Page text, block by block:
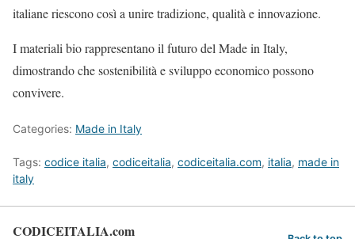
italiane riescono così a unire tradizione, qualità e innovazione.
I materiali bio rappresentano il futuro del Made in Italy,
dimostrando che sostenibilità e sviluppo economico possono
convivere.
Categories: Made in Italy
Tags: codice italia, codiceitalia, codiceitalia.com, italia, made in
italy
CODICEITALIA.com